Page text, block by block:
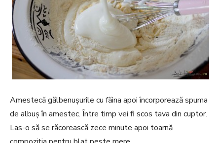
Amestecă gălbenușurile cu făina apoi încorporează spuma
de albuș în amestec. Între timp vei fi scos tava din cuptor.
Las-o să se răcorească zece minute apoi toarnă